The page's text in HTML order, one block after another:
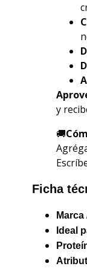
y
🚚
Ficha
Marca
Ideal